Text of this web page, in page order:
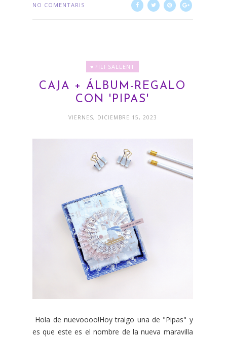
NO COMENTARIS
♥PILI SALLENT
CAJA + ÁLBUM-REGALO
CON 'PIPAS'
VIERNES, DICIEMBRE 15, 2023
Hola de nuevoooo!Hoy traigo una de "Pipas" y
es que este es el nombre de la nueva maravilla